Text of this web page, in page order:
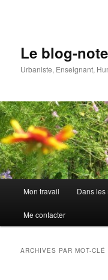
Le blog-
Urbaniste, Enseignant,
principal
Mon travail Dans les
Me contacter
ARCHIVES PAR MOT-